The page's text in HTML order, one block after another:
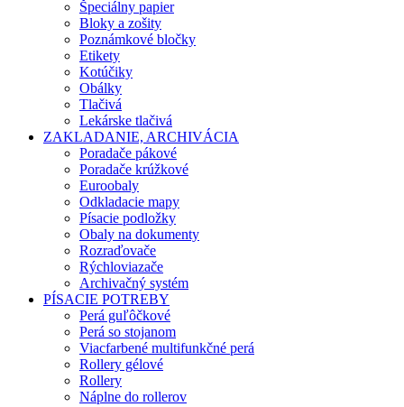
Špeciálny papier
Bloky a zošity
Poznámkové bločky
Etikety
Kotúčiky
Obálky
Tlačivá
Lekárske tlačivá
ZAKLADANIE, ARCHIVÁCIA
Poradače pákové
Poradače krúžkové
Euroobaly
Odkladacie mapy
Písacie podložky
Obaly na dokumenty
Rozraďovače
Rýchloviazače
Archivačný systém
PÍSACIE POTREBY
Perá guľôčkové
Perá so stojanom
Viacfarbené multifunkčné perá
Rollery gélové
Rollery
Náplne do rollerov